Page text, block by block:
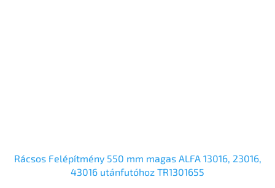
Rácsos Felépítmény 550 mm magas ALFA 13016, 23016,
43016 utánfutóhoz TR1301655